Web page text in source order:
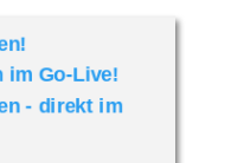
im Go-Live!
- direkt im